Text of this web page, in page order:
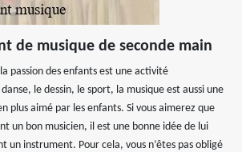
de musique de seconde main
passion des enfants est une activité
le dessin, le sport, la musique est aussi une
plus aimé par les enfants. Si vous aimerez que
un bon musicien, il est une bonne idée de lui
un instrument. Pour cela, vous n’êtes pas obligé